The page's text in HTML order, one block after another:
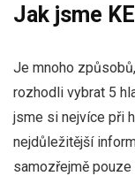
Jak jsme
Je mnoho
rozhodli vybrat 5
jsme si nejvíce při
nejdůležitější
samozřejmě pouze